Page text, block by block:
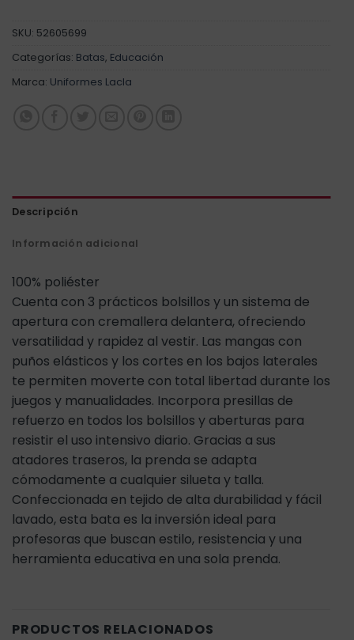
SKU: 52605699
Categorías: Batas, Educación
Marca: Uniformes Lacla
Descripción
Información adicional
100% poliéster
Cuenta con 3 prácticos bolsillos y un sistema de
apertura con cremallera delantera, ofreciendo
versatilidad y rapidez al vestir. Las mangas con
puños elásticos y los cortes en los bajos laterales
te permiten moverte con total libertad durante los
juegos y manualidades. Incorpora presillas de
refuerzo en todos los bolsillos y aberturas para
resistir el uso intensivo diario. Gracias a sus
atadores traseros, la prenda se adapta
cómodamente a cualquier silueta y talla.
Confeccionada en tejido de alta durabilidad y fácil
lavado, esta bata es la inversión ideal para
profesoras que buscan estilo, resistencia y una
herramienta educativa en una sola prenda.
PRODUCTOS RELACIONADOS